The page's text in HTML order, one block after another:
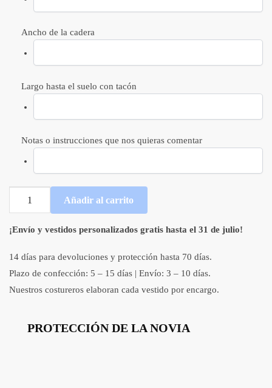
Ancho de la cadera
Largo hasta el suelo con tacón
Notas o instrucciones que nos quieras comentar
corto
con
pico
tirante
Añadir al carrito
¡Envío y vestidos personalizados gratis hasta el 31 de julio!
14 días para devoluciones y protección hasta 70 días.
Plazo de confección: 5 – 15 días | Envío: 3 – 10 días.
Nuestros costureros elaboran cada vestido por encargo.
PROTECCIÓN DE LA NOVIA